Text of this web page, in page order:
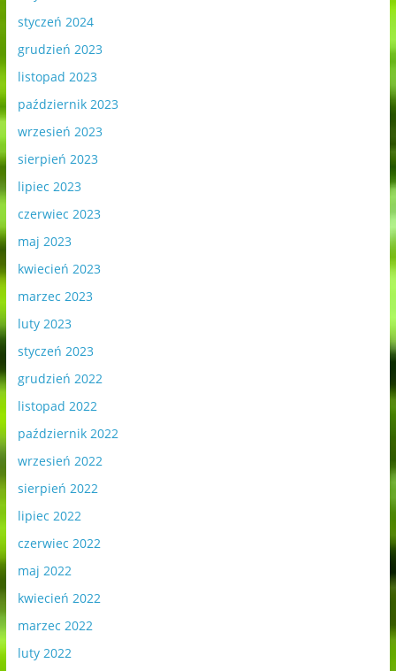
styczeń 2024
grudzień 2023
listopad 2023
październik 2023
wrzesień 2023
sierpień 2023
lipiec 2023
czerwiec 2023
maj 2023
kwiecień 2023
marzec 2023
luty 2023
styczeń 2023
grudzień 2022
listopad 2022
październik 2022
wrzesień 2022
sierpień 2022
lipiec 2022
czerwiec 2022
maj 2022
kwiecień 2022
marzec 2022
luty 2022